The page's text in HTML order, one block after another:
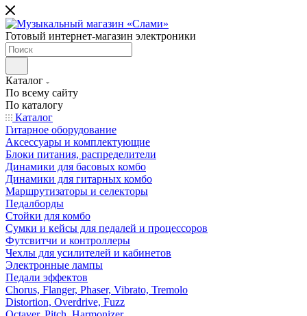
Готовый интернет-магазин электроники
Каталог
По всему сайту
По каталогу
Каталог
Гитарное оборудование
Аксессуары и комплектующие
Блоки питания, распределители
Динамики для басовых комбо
Динамики для гитарных комбо
Маршрутизаторы и селекторы
Педалборды
Стойки для комбо
Сумки и кейсы для педалей и процессоров
Футсвитчи и контроллеры
Чехлы для усилителей и кабинетов
Электронные лампы
Педали эффектов
Chorus, Flanger, Phaser, Vibrato, Tremolo
Distortion, Overdrive, Fuzz